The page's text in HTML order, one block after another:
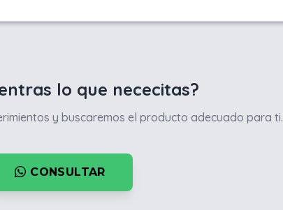
lo que nececitas?
y buscaremos el producto adecuado para ti.
CONSULTAR